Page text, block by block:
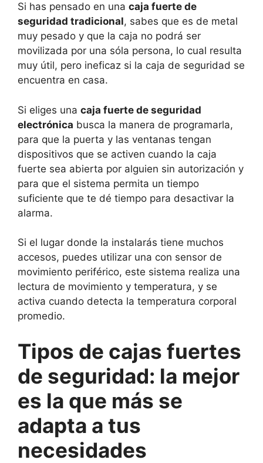
Si has pensado en una caja fuerte de
seguridad tradicional, sabes que es de metal
muy pesado y que la caja no podrá ser
movilizada por una sóla persona, lo cual resulta
muy útil, pero ineficaz si la caja de seguridad se
encuentra en casa.
Si eliges una caja fuerte de seguridad
electrónica busca la manera de programarla,
para que la puerta y las ventanas tengan
dispositivos que se activen cuando la caja
fuerte sea abierta por alguien sin autorización y
para que el sistema permita un tiempo
suficiente que te dé tiempo para desactivar la
alarma.
Si el lugar donde la instalarás tiene muchos
accesos, puedes utilizar una con sensor de
movimiento periférico, este sistema realiza una
lectura de movimiento y temperatura, y se
activa cuando detecta la temperatura corporal
promedio.
Tipos de cajas fuertes
de seguridad: la mejor
es la que más se
adapta a tus
necesidades